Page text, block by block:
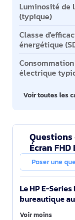
Luminosité de
(typique)
Classe
énergétique
Consommation
électrique
Voir toutes les
Questions
Écran FHD
Poser une
Le HP E-
bureautique
Voir moins